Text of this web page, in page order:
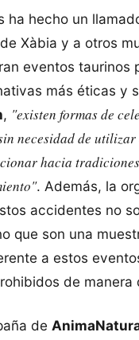
ha hecho un
Xàbia y a otros
eventos taurinos
más éticas y
, "existen formas de
necesidad de utilizar
hacia
. Además, la
accidentes no
que son una
a estos
de manera
de